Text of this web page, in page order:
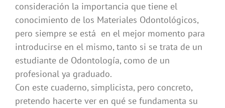
consideración la importancia que tiene el
conocimiento de los Materiales Odontológicos,
pero siempre se está en el mejor momento para
introducirse en el mismo, tanto si se trata de un
estudiante de Odontología, como de un
profesional ya graduado.
Con este cuaderno, simplicista, pero concreto,
pretendo hacerte ver en qué se fundamenta su